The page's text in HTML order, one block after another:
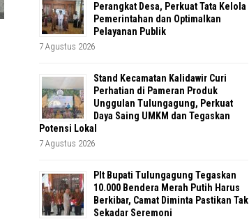
Perangkat Desa, Perkuat Tata Kelola
Pemerintahan dan Optimalkan
Pelayanan Publik
7 Agustus 2026
Stand Kecamatan Kalidawir Curi
Perhatian di Pameran Produk
Unggulan Tulungagung, Perkuat
Daya Saing UMKM dan Tegaskan
Potensi Lokal
7 Agustus 2026
Plt Bupati Tulungagung Tegaskan
10.000 Bendera Merah Putih Harus
Berkibar, Camat Diminta Pastikan Tak
Sekadar Seremoni